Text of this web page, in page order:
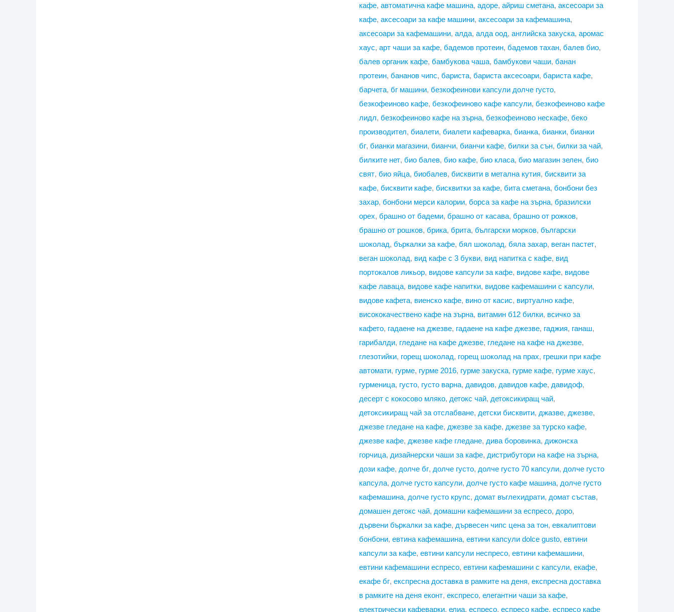
кафе, автоматична кафе машина, адоре, айриш сметана, аксесоари за
кафе, аксесоари за кафе машини, аксесоари за кафемашина,
аксесоари за кафемашини, алда, алда оод, английска закуска, аромас
хаус, арт чаши за кафе, бадемов протеин, бадемов тахан, балев био,
балев органик кафе, бамбукова чаша, бамбукови чаши, банан
протеин, бананов чипс, бариста, бариста аксесоари, бариста кафе,
барчета, бг машини, безкофеинови капсули долче густо,
безкофеиново кафе, безкофеиново кафе капсули, безкофеиново кафе
лидл, безкофеиново кафе на зърна, безкофеиново нескафе, беко
производител, биалети, биалети кафеварка, бианка, бианки, бианки
бг, бианки магазини, бианчи, бианчи кафе, билки за сън, билки за чай,
билките нет, био балев, био кафе, био класа, био магазин зелен, био
свят, био яйца, биобалев, бисквити в метална кутия, бисквити за
кафе, бисквити кафе, бисквитки за кафе, бита сметана, бонбони без
захар, бонбони мерси калории, борса за кафе на зърна, бразилски
орех, брашно от бадеми, брашно от касава, брашно от рожков,
брашно от рошков, брика, брита, български морков, български
шоколад, бъркалки за кафе, бял шоколад, бяла захар, веган пастет,
веган шоколад, вид кафе с 3 букви, вид напитка с кафе, вид
портокалов ликьор, видове капсули за кафе, видове кафе, видове
кафе лаваца, видове кафе напитки, видове кафемашини с капсули,
видове кафета, виенско кафе, вино от касис, виртуално кафе,
висококачествено кафе на зърна, витамин б12 билки, всичко за
кафето, гадаене на джезве, гадаене на кафе джезве, гаджия, ганаш,
гарибалди, гледане на кафе джезве, гледане на кафе на джезве,
глезотийки, горещ шоколад, горещ шоколад на прах, грешки при кафе
автомати, гурме, гурме 2016, гурме закуска, гурме кафе, гурме хаус,
гурменица, густо, густо варна, давидов, давидов кафе, давидоф,
десерт с кокосово мляко, детокс чай, детоксикиращ чай,
детоксикиращ чай за отслабване, детски бисквити, джазве, джезве,
джезве гледане на кафе, джезве за кафе, джезве за турско кафе,
джезве кафе, джезве кафе гледане, дива боровинка, дижонска
горчица, дизайнерски чаши за кафе, дистрибутори на кафе на зърна,
дози кафе, долче бг, долче густо, долче густо 70 капсули, долче густо
капсула, долче густо капсули, долче густо кафе машина, долче густо
кафемашина, долче густо крупс, домат въглехидрати, домат състав,
домашен детокс чай, домашни кафемашини за еспресо, доро,
дървени бъркалки за кафе, дървесен чипс цена за тон, евкалиптови
бонбони, евтина кафемашина, евтини капсули dolce gusto, евтини
капсули за кафе, евтини капсули неспресо, евтини кафемашини,
евтини кафемашини еспресо, евтини кафемашини с капсули, екафе,
екафе бг, експресна доставка в рамките на деня, експресна доставка
в рамките на деня еконт, експресо, елегантни чаши за кафе,
електрически кафеварки, елиа, еспресо, еспресо кафе, еспресо кафе